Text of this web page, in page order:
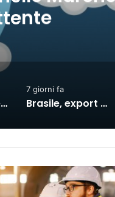
Brasile, export verso l’Ue in crescita dall’accordo con il Mercosur
3 giorni fa